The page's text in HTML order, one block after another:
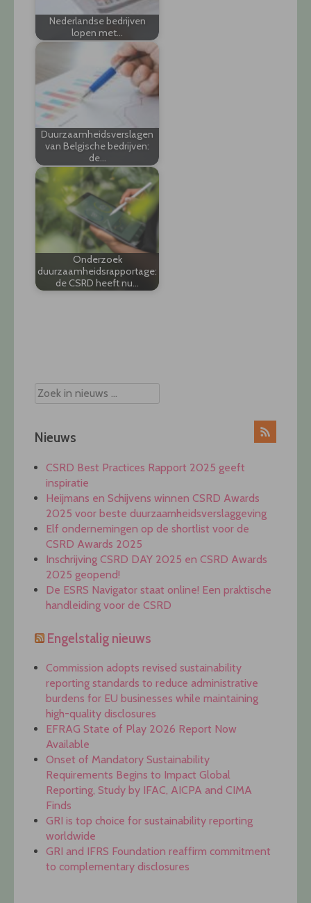
Nederlandse bedrijven
lopen met…
Duurzaamheidsverslagen
van Belgische bedrijven:
de…
Onderzoek
duurzaamheidsrapportage:
de CSRD heeft nu…
Nieuws
CSRD Best Practices Rapport 2025 geeft
inspiratie
Heijmans en Schijvens winnen CSRD Awards
2025 voor beste duurzaamheidsverslaggeving
Elf ondernemingen op de shortlist voor de
CSRD Awards 2025
Inschrijving CSRD DAY 2025 en CSRD Awards
2025 geopend!
De ESRS Navigator staat online! Een praktische
handleiding voor de CSRD
Engelstalig nieuws
Commission adopts revised sustainability
reporting standards to reduce administrative
burdens for EU businesses while maintaining
high-quality disclosures
EFRAG State of Play 2026 Report Now
Available
Onset of Mandatory Sustainability
Requirements Begins to Impact Global
Reporting, Study by IFAC, AICPA and CIMA
Finds
GRI is top choice for sustainability reporting
worldwide
GRI and IFRS Foundation reaffirm commitment
to complementary disclosures